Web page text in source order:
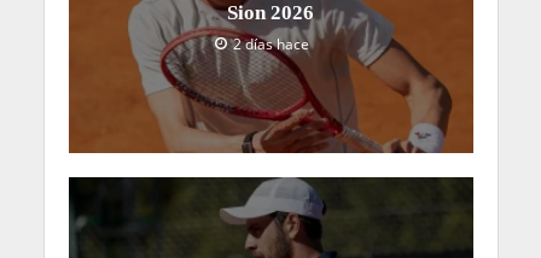
Sion 2026
2 días hace